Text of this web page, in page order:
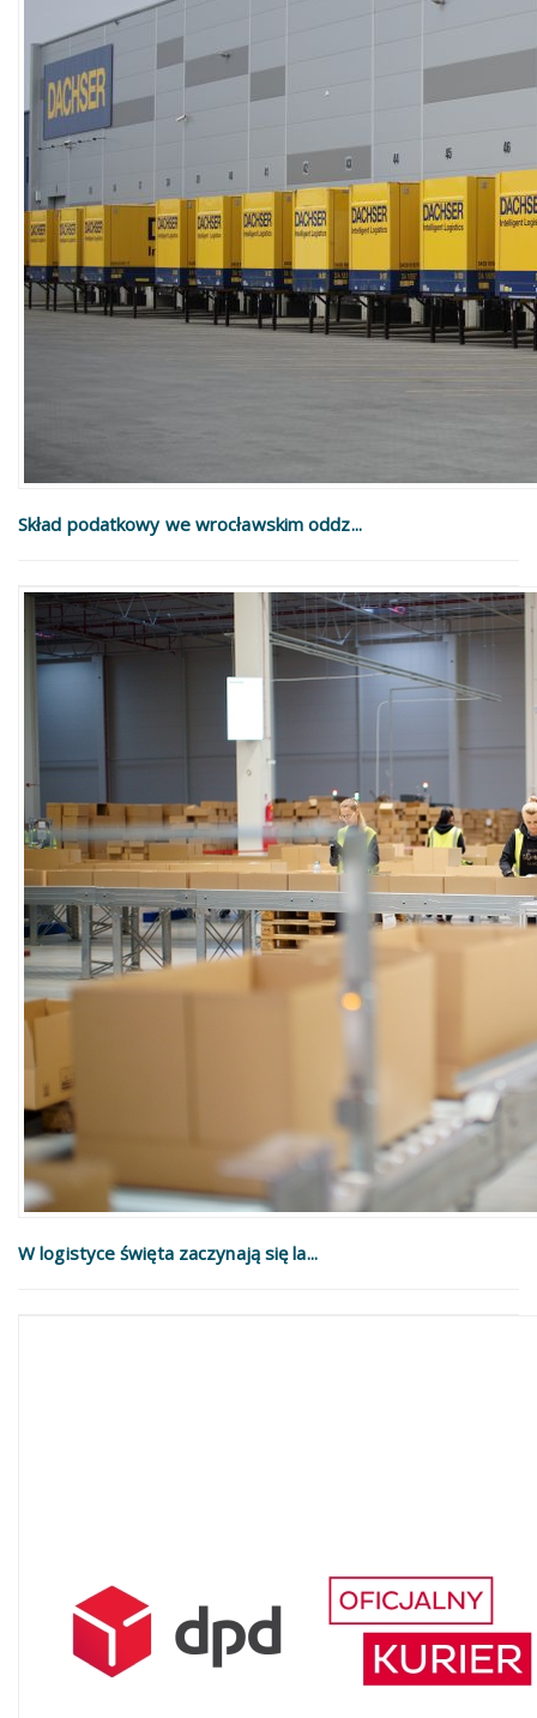
Skład podatkowy we wrocławskim oddz...
W logistyce święta zaczynają się la...